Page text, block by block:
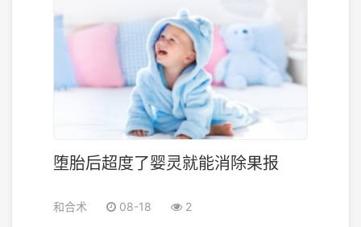
堕胎后超度了婴灵就能消除果报
和合术 08-18 2